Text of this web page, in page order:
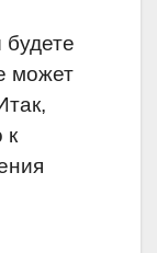
может
к